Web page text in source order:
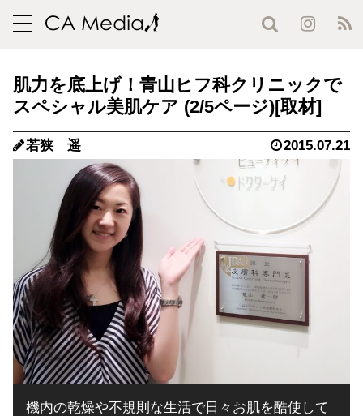
toggle
肌力を底上げ！青山ヒフ科クリニックで
スペシャル美肌ケア (2/5ページ)
若狭 遥 2015.07.21
機内の乾燥や不規則な生活で日々お肌を酷使して